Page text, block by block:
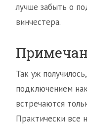
лучше забыть о
винчестера.
Так уж
подключением
встречаются
Практически все